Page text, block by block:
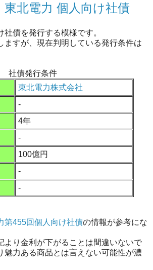
東北電力 個人向け社債
社債を発行する模様です。
ますが、現在判明している発行条件は
社債発行条件
東北電力株式会社
-
4年
-
100億円
-
-
第455回個人向け社債の情報が参考にな
より金利が下がることは間違いないで
魅力ある商品とは言えない可能性が濃